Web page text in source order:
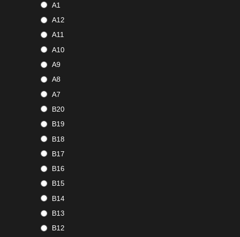
A1
A12
A11
A10
A9
A8
A7
B20
B19
B18
B17
B16
B15
B14
B13
B12